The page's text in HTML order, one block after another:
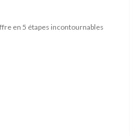
en 5 étapes incontournables